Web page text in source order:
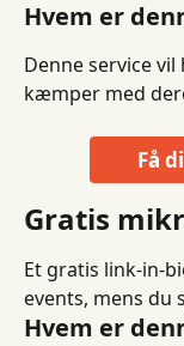
Hvem er
Denne service
kæmper med
Få
Gratis
Et gratis link-in-
events, mens du
Hvem er